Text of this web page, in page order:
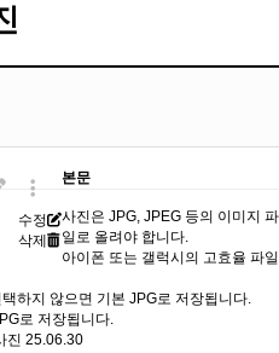
수정
삭제
본문
사진은 JPG, JPEG 등의 이미지 파
일로 올려야 합니다.
아이폰 또는 갤럭시의 고효율 파일
하지 않으면 기본 JPG로 저장됩니다.
로 저장됩니다.
진 25.06.30